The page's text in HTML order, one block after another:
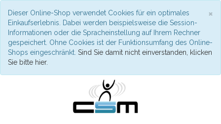
×
Dieser Online-Shop verwendet Cookies für ein optimales
Einkaufserlebnis. Dabei werden beispielsweise die Session-
Informationen oder die Spracheinstellung auf Ihrem Rechner
gespeichert. Ohne Cookies ist der Funktionsumfang des Online-
Shops eingeschränkt. Sind Sie damit nicht einverstanden, klicken
Sie bitte hier.